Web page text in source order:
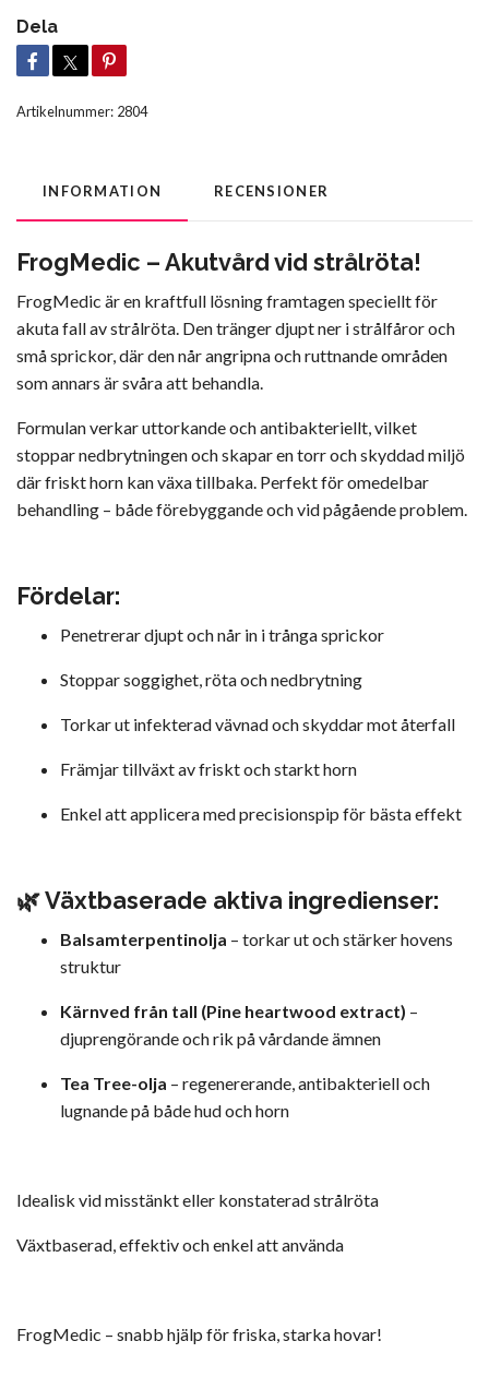
Dela
Artikelnummer: 2804
INFORMATION RECENSIONER
FrogMedic – Akutvård vid strålröta!
FrogMedic är en kraftfull lösning framtagen speciellt för
akuta fall av strålröta. Den tränger djupt ner i strålfåror och
små sprickor, där den når angripna och ruttnande områden
som annars är svåra att behandla.
Formulan verkar uttorkande och antibakteriellt, vilket
stoppar nedbrytningen och skapar en torr och skyddad miljö
där friskt horn kan växa tillbaka. Perfekt för omedelbar
behandling – både förebyggande och vid pågående problem.
Fördelar:
Penetrerar djupt och når in i trånga sprickor
Stoppar soggighet, röta och nedbrytning
Torkar ut infekterad vävnad och skyddar mot återfall
Främjar tillväxt av friskt och starkt horn
Enkel att applicera med precisionspip för bästa effekt
🌿 Växtbaserade aktiva ingredienser:
Balsamterpentinolja – torkar ut och stärker hovens
struktur
Kärnved från tall (Pine heartwood extract) –
djuprengörande och rik på vårdande ämnen
Tea Tree-olja – regenererande, antibakteriell och
lugnande på både hud och horn
Idealisk vid misstänkt eller konstaterad strålröta
Växtbaserad, effektiv och enkel att använda
FrogMedic – snabb hjälp för friska, starka hovar!